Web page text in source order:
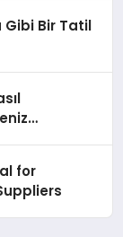
Bir Tatil
for